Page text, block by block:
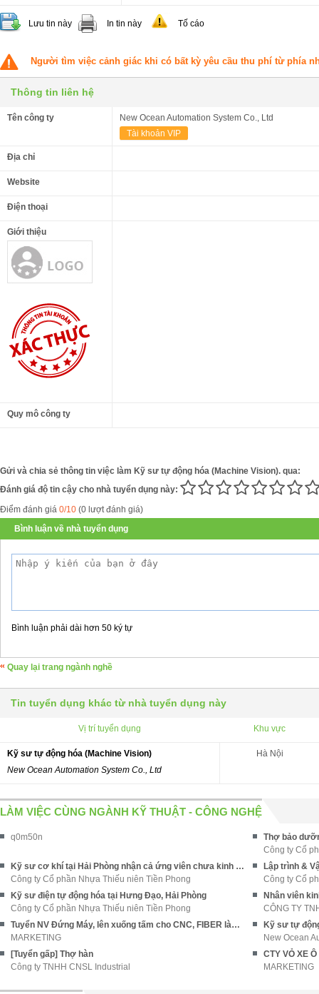
Lưu tin này In tin này Tố cáo
Người tìm việc cảnh giác khi có bất kỳ yêu cầu thu phí từ phía
Thông tin liên hệ
Tên công ty
New Ocean Automation System Co., Ltd
Tài khoản VIP
Địa chỉ
Website
Điện thoại
Giới thiệu
Quy mô công ty
Gửi và chia sẻ thông tin việc làm Kỹ sư tự động hóa (Machine Vision). qua:
Đánh giá độ tin cậy cho nhà tuyển dụng này:
Điểm đánh giá 0/10 (0 lượt đánh giá)
Bình luận về nhà tuyển dụng
Bình luận phải dài hơn 50 ký tự
Quay lại trang ngành nghề
Tin tuyển dụng khác từ nhà tuyển dụng này
Vị trí tuyển dụng Khu vực
Kỹ sư tự động hóa (Machine Vision)
New Ocean Automation System Co., Ltd
Hà Nội
LÀM VIỆC CÙNG NGÀNH KỸ THUẬT - CÔNG NGHỆ
q0m50n
Thợ bảo
Công ty Cổ
Kỹ sư cơ khí tại Hải Phòng nhận cả ứng viên chưa kinh nghiệm
Công ty Cổ phần Nhựa Thiếu niên Tiền Phong
Lập trình &
Công ty Cổ
Kỹ sư điện tự động hóa tại Hưng Đạo, Hải Phòng
Công ty Cổ phần Nhựa Thiếu niên Tiền Phong
Nhân viên
Tuyển NV Đứng Máy, lên xuống tấm cho CNC, FIBER làm ở Hóc Môn
MARKETING
Kỹ sư tự
New Ocean
[Tuyển gấp] Thợ hàn
Công ty TNHH CNSL Industrial
MARKETING